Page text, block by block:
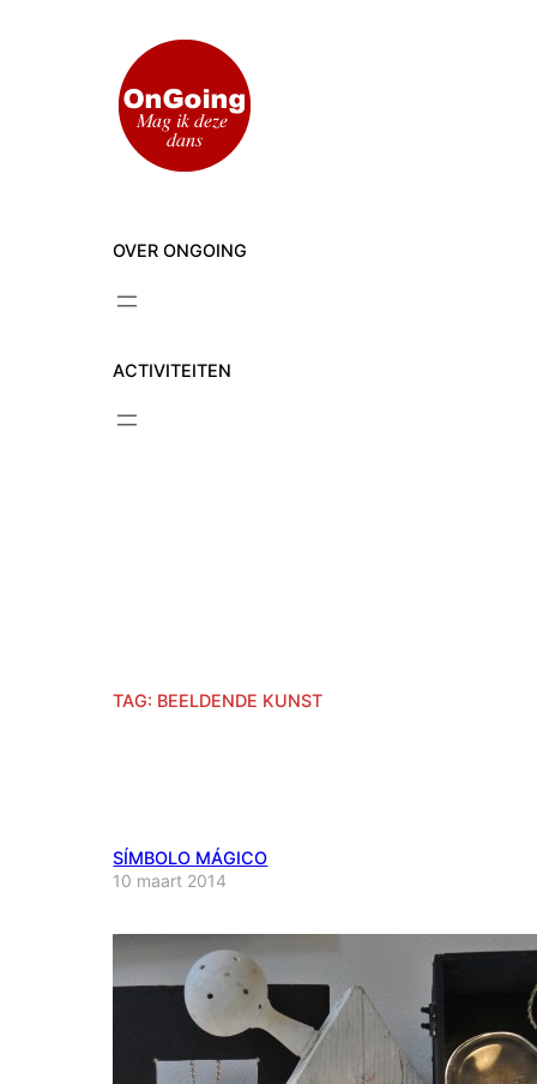
OVER ONGOING
ACTIVITEITEN
TAG: BEELDENDE KUNST
SÍMBOLO MÁGICO
10 maart 2014